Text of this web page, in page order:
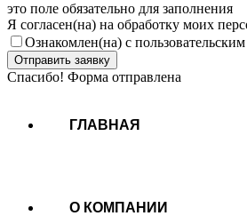
это поле обязательно для заполнения
Я согласен(на) на обработку моих
Ознакомлен(на) с
Отправить заявку
Спасибо! Форма отправлена
ГЛАВНАЯ
О КОМПАНИИ